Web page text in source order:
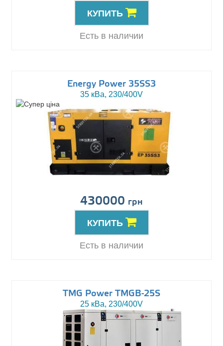
КУПИТЬ
Есть в наличии
Energy Power 35SS3
35 кВа, 230/400V
430000 грн
КУПИТЬ
Есть в наличии
TMG Power TMGB-25S
25 кВа, 230/400V